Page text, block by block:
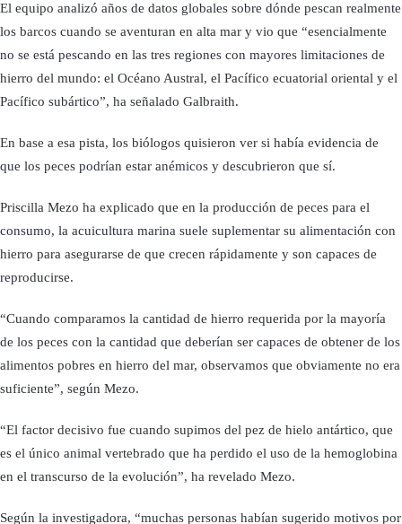
El equipo analizó años de datos globales sobre dónde pescan realmente
los barcos cuando se aventuran en alta mar y vio que “esencialmente
no se está pescando en las tres regiones con mayores limitaciones de
hierro del mundo: el Océano Austral, el Pacífico ecuatorial oriental y el
Pacífico subártico”, ha señalado Galbraith.
En base a esa pista, los biólogos quisieron ver si había evidencia de
que los peces podrían estar anémicos y descubrieron que sí.
Priscilla Mezo ha explicado que en la producción de peces para el
consumo, la acuicultura marina suele suplementar su alimentación con
hierro para asegurarse de que crecen rápidamente y son capaces de
reproducirse.
“Cuando comparamos la cantidad de hierro requerida por la mayoría
de los peces con la cantidad que deberían ser capaces de obtener de los
alimentos pobres en hierro del mar, observamos que obviamente no era
suficiente”, según Mezo.
“El factor decisivo fue cuando supimos del pez de hielo antártico, que
es el único animal vertebrado que ha perdido el uso de la hemoglobina
en el transcurso de la evolución”, ha revelado Mezo.
Según la investigadora, “muchas personas habían sugerido motivos por